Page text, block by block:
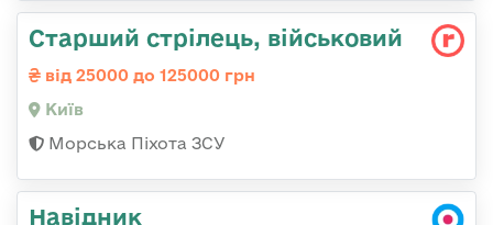
Стаpший стpілець, військовий
від 25000 до 125000 грн
Київ
Морська Піхота ЗСУ
Навідник